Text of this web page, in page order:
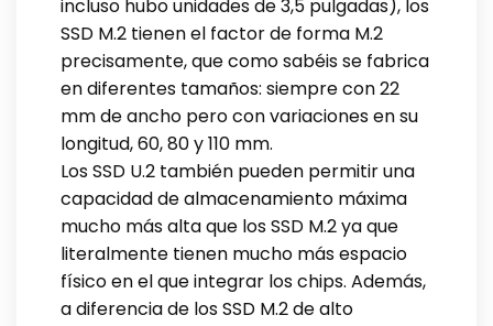
incluso hubo unidades de 3,5 pulgadas), los
SSD M.2 tienen el factor de forma M.2
precisamente, que como sabéis se fabrica
en diferentes tamaños: siempre con 22
mm de ancho pero con variaciones en su
longitud, 60, 80 y 110 mm.
Los SSD U.2 también pueden permitir una
capacidad de almacenamiento máxima
mucho más alta que los SSD M.2 ya que
literalmente tienen mucho más espacio
físico en el que integrar los chips. Además,
a diferencia de los SSD M.2 de alto